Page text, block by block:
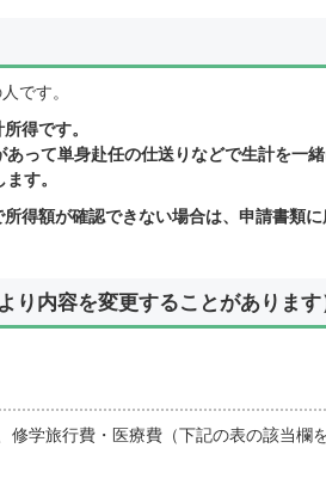
です。
得です。
って単身赴任の仕送りなどで生計を一
す。
得額が確認できない場合は、申請書類に
内容を変更することがあります
学旅行費・医療費（下記の表の該当欄